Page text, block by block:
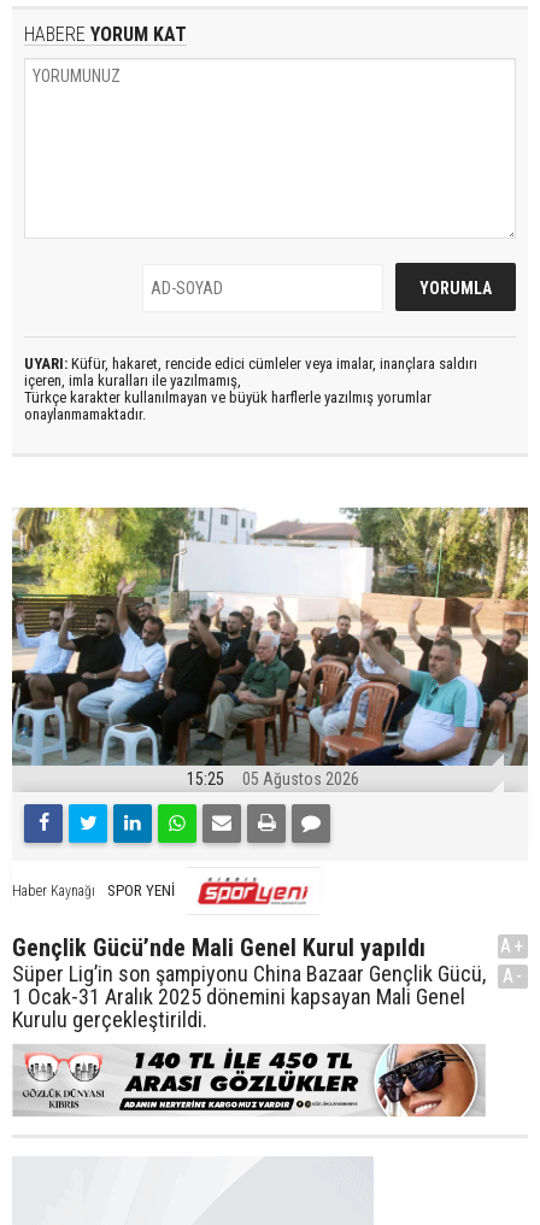
HABERE YORUM KAT
UYARI: Küfür, hakaret, rencide edici cümleler veya imalar, inançlara saldırı
içeren, imla kuralları ile yazılmamış,
Türkçe karakter kullanılmayan ve büyük harflerle yazılmış yorumlar
onaylanmamaktadır.
15:25 05 Ağustos 2026
Haber Kaynağı SPOR YENİ
Gençlik Gücü’nde Mali Genel Kurul yapıldı
Süper Lig’in son şampiyonu China Bazaar Gençlik Gücü,
1 Ocak-31 Aralık 2025 dönemini kapsayan Mali Genel
Kurulu gerçekleştirildi.
A+
A-